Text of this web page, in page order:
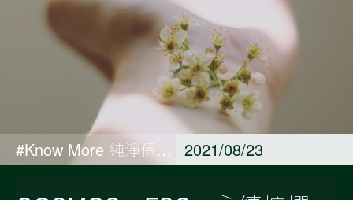
#Know More 純淨保養觀點 2021/08/23